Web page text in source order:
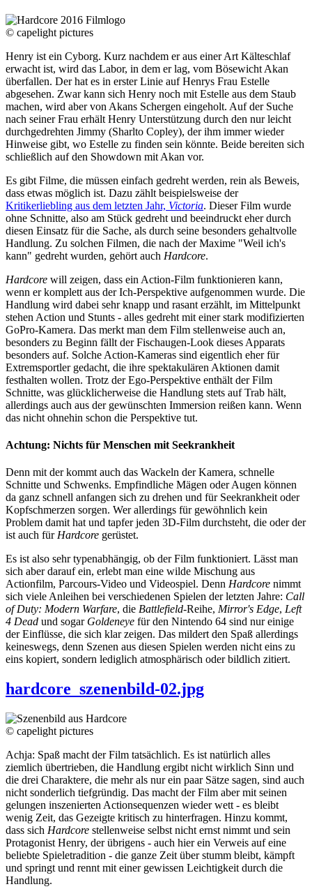
© capelight pictures
Henry ist ein Cyborg. Kurz nachdem er aus einer Art Kälteschlaf
erwacht ist, wird das Labor, in dem er lag, vom Bösewicht Akan
überfallen. Der hat es in erster Linie auf Henrys Frau Estelle
abgesehen. Zwar kann sich Henry noch mit Estelle aus dem Staub
machen, wird aber von Akans Schergen eingeholt. Auf der Suche
nach seiner Frau erhält Henry Unterstützung durch den nur leicht
durchgedrehten Jimmy (Sharlto Copley), der ihm immer wieder
Hinweise gibt, wo Estelle zu finden sein könnte. Beide bereiten sich
schließlich auf den Showdown mit Akan vor.
Es gibt Filme, die müssen einfach gedreht werden, rein als Beweis,
dass etwas möglich ist. Dazu zählt beispielsweise der
Kritikerliebling aus dem letzten Jahr, Victoria. Dieser Film wurde
ohne Schnitte, also am Stück gedreht und beeindruckt eher durch
diesen Einsatz für die Sache, als durch seine besonders gehaltvolle
Handlung. Zu solchen Filmen, die nach der Maxime "Weil ich's
kann" gedreht wurden, gehört auch Hardcore.
Hardcore will zeigen, dass ein Action-Film funktionieren kann,
wenn er komplett aus der Ich-Perspektive aufgenommen wurde. Die
Handlung wird dabei sehr knapp und rasant erzählt, im Mittelpunkt
stehen Action und Stunts - alles gedreht mit einer stark modifizierten
GoPro-Kamera. Das merkt man dem Film stellenweise auch an,
besonders zu Beginn fällt der Fischaugen-Look dieses Apparats
besonders auf. Solche Action-Kameras sind eigentlich eher für
Extremsportler gedacht, die ihre spektakulären Aktionen damit
festhalten wollen. Trotz der Ego-Perspektive enthält der Film
Schnitte, was glücklicherweise die Handlung stets auf Trab hält,
allerdings auch aus der gewünschten Immersion reißen kann. Wenn
das nicht ohnehin schon die Perspektive tut.
Achtung: Nichts für Menschen mit Seekrankheit
Denn mit der kommt auch das Wackeln der Kamera, schnelle
Schnitte und Schwenks. Empfindliche Mägen oder Augen können
da ganz schnell anfangen sich zu drehen und für Seekrankheit oder
Kopfschmerzen sorgen. Wer allerdings für gewöhnlich kein
Problem damit hat und tapfer jeden 3D-Film durchsteht, die oder der
ist auch für Hardcore gerüstet.
Es ist also sehr typenabhängig, ob der Film funktioniert. Lässt man
sich aber darauf ein, erlebt man eine wilde Mischung aus
Actionfilm, Parcours-Video und Videospiel. Denn Hardcore nimmt
sich viele Anleihen bei verschiedenen Spielen der letzten Jahre: Call
of Duty: Modern Warfare, die Battlefield-Reihe, Mirror's Edge, Left
4 Dead und sogar Goldeneye für den Nintendo 64 sind nur einige
der Einflüsse, die sich klar zeigen. Das mildert den Spaß allerdings
keineswegs, denn Szenen aus diesen Spielen werden nicht eins zu
eins kopiert, sondern lediglich atmosphärisch oder bildlich zitiert.
hardcore_szenenbild-02.jpg
© capelight pictures
Achja: Spaß macht der Film tatsächlich. Es ist natürlich alles
ziemlich übertrieben, die Handlung ergibt nicht wirklich Sinn und
die drei Charaktere, die mehr als nur ein paar Sätze sagen, sind auch
nicht sonderlich tiefgründig. Das macht der Film aber mit seinen
gelungen inszenierten Actionsequenzen wieder wett - es bleibt
wenig Zeit, das Gezeigte kritisch zu hinterfragen. Hinzu kommt,
dass sich Hardcore stellenweise selbst nicht ernst nimmt und sein
Protagonist Henry, der übrigens - auch hier ein Verweis auf eine
beliebte Spieletradition - die ganze Zeit über stumm bleibt, kämpft
und springt und rennt mit einer gewissen Leichtigkeit durch die
Handlung.